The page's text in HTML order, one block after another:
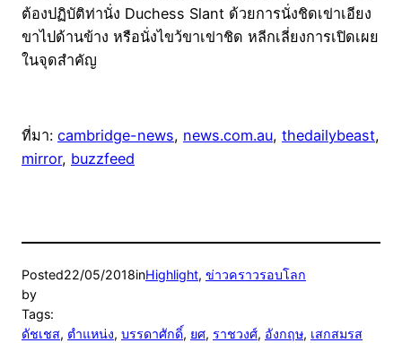
ต้องปฏิบัติท่านั่ง Duchess Slant ด้วยการนั่งชิดเข่าเอียง
ขาไปด้านข้าง หรือนั่งไขว้ขาเข่าชิด หลีกเลี่ยงการเปิดเผย
ในจุดสำคัญ
ที่มา: cambridge-news, news.com.au, thedailybeast,
mirror, buzzfeed
Posted22/05/2018inHighlight, ข่าวคราวรอบโลก
by
Tags:
ดัชเชส, ตำแหน่ง, บรรดาศักดิ์, ยศ, ราชวงศ์, อังกฤษ, เสกสมรส